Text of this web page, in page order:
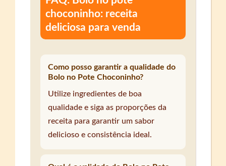
choconinho: receita
deliciosa para venda
Como posso garantir a qualidade do
Bolo no Pote Choconinho?
Utilize ingredientes de boa
qualidade e siga as proporções da
receita para garantir um sabor
delicioso e consistência ideal.